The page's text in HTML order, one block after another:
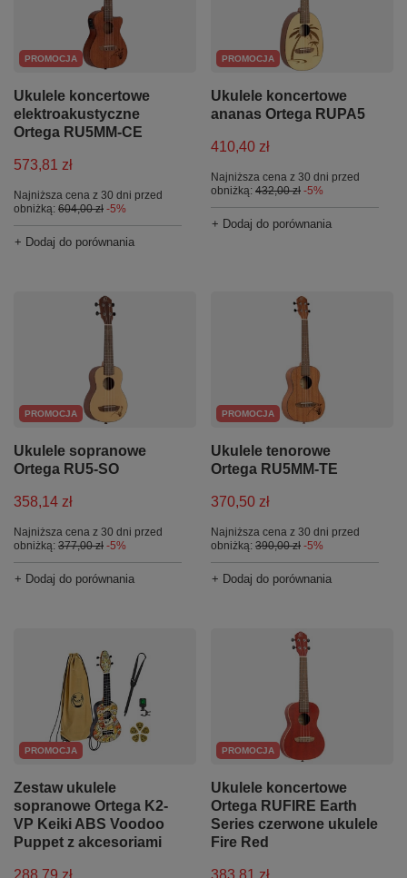
PROMOCJA
Ukulele koncertowe
elektroakustyczne
Ortega RU5MM-CE
573,81 zł
Najniższa cena z 30 dni przed
obniżką: 604,00 zł -5%
+ Dodaj do porównania
PROMOCJA
Ukulele koncertowe
ananas Ortega RUPA5
410,40 zł
Najniższa cena z 30 dni przed
obniżką: 432,00 zł -5%
+ Dodaj do porównania
PROMOCJA
Ukulele sopranowe
Ortega RU5-SO
358,14 zł
Najniższa cena z 30 dni przed
obniżką: 377,00 zł -5%
+ Dodaj do porównania
PROMOCJA
Ukulele tenorowe
Ortega RU5MM-TE
370,50 zł
Najniższa cena z 30 dni przed
obniżką: 390,00 zł -5%
+ Dodaj do porównania
PROMOCJA
Zestaw ukulele
sopranowe Ortega K2-
VP Keiki ABS Voodoo
Puppet z akcesoriami
288,79 zł
PROMOCJA
Ukulele koncertowe
Ortega RUFIRE Earth
Series czerwone ukulele
Fire Red
383,81 zł